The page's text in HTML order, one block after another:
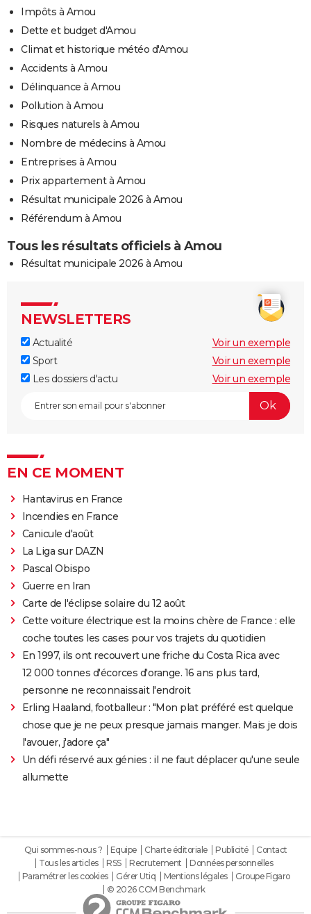
Impôts à Amou
Dette et budget d'Amou
Climat et historique météo d'Amou
Accidents à Amou
Délinquance à Amou
Pollution à Amou
Risques naturels à Amou
Nombre de médecins à Amou
Entreprises à Amou
Prix appartement à Amou
Résultat municipale 2026 à Amou
Référendum à Amou
Tous les résultats officiels à Amou
Résultat municipale 2026 à Amou
NEWSLETTERS
Actualité
Voir un exemple
Sport
Voir un exemple
Les dossiers d'actu
Voir un exemple
EN CE MOMENT
Hantavirus en France
Incendies en France
Canicule d'août
La Liga sur DAZN
Pascal Obispo
Guerre en Iran
Carte de l'éclipse solaire du 12 août
Cette voiture électrique est la moins chère de France : elle
coche toutes les cases pour vos trajets du quotidien
En 1997, ils ont recouvert une friche du Costa Rica avec
12 000 tonnes d'écorces d'orange. 16 ans plus tard,
personne ne reconnaissait l'endroit
Erling Haaland, footballeur : "Mon plat préféré est quelque
chose que je ne peux presque jamais manger. Mais je dois
l'avouer, j'adore ça"
Un défi réservé aux génies : il ne faut déplacer qu'une seule
allumette
Qui sommes-nous ? Equipe Charte éditoriale Publicité
Contact
Tous les articles
RSS Recrutement
Données personnelles
Paramétrer les cookies
Gérer Utiq Mentions légales
Groupe Figaro
© 2026 CCM Benchmark